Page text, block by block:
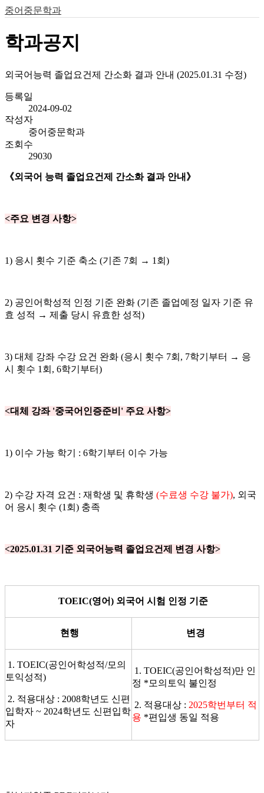
중어중문학과
학과공지
외국어능력 졸업요건제 간소화 결과 안내 (2025.01.31 수정)
등록일
2024-09-02
작성자
중어중문학과
조회수
29030
《외국어 능력 졸업요건제 간소화 결과 안내》
<주요 변경 사항>
1) 응시 횟수 기준 축소 (기존 7회 → 1회)
2) 공인어학성적 인정 기준 완화 (기존 졸업예정 일자 기준 유
효 성적 → 제출 당시 유효한 성적)
3) 대체 강좌 수강 요건 완화 (응시 횟수 7회, 7학기부터 → 응
시 횟수 1회, 6학기부터)
<대체 강좌 '중국어인증준비' 주요 사항>
1) 이수 가능 학기 : 6학기부터 이수 가능
2) 수강 자격 요건 : 재학생 및 휴학생 (수료생 수강 불가), 외국
어 응시 횟수 (1회) 충족
<2025.01.31 기준 외국어능력 졸업요건제 변경 사항>
TOEIC(영어) 외국어 시험 인정 기준
현행 변경
1. TOEIC(공인어학성적/모의
토익성적)
2. 적용대상 : 2008학년도 신편
입학자 ~ 2024학년도 신편입학
자
1. TOEIC(공인어학성적)만 인
정 *모의토익 불인정
2. 적용대상 : 2025학번부터 적
용 *편입생 동일 적용